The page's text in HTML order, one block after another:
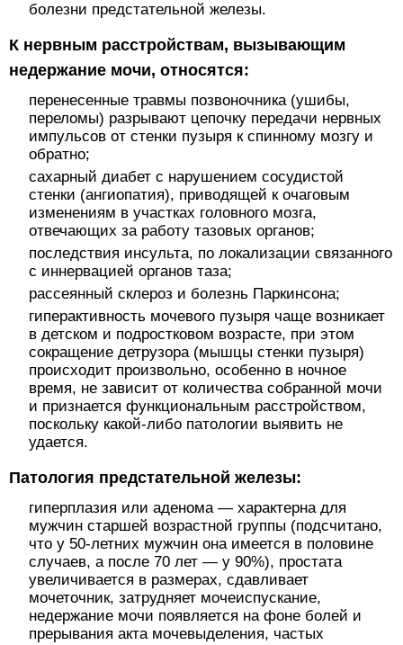
болезни предстательной железы.
К нервным расстройствам, вызывающим
недержание мочи, относятся:
перенесенные травмы позвоночника (ушибы,
переломы) разрывают цепочку передачи нервных
импульсов от стенки пузыря к спинному мозгу и
обратно;
сахарный диабет с нарушением сосудистой
стенки (ангиопатия), приводящей к очаговым
изменениям в участках головного мозга,
отвечающих за работу тазовых органов;
последствия инсульта, по локализации связанного
с иннервацией органов таза;
рассеянный склероз и болезнь Паркинсона;
гиперактивность мочевого пузыря чаще возникает
в детском и подростковом возрасте, при этом
сокращение детрузора (мышцы стенки пузыря)
происходит произвольно, особенно в ночное
время, не зависит от количества собранной мочи
и признается функциональным расстройством,
поскольку какой-либо патологии выявить не
удается.
Патология предстательной железы:
гиперплазия или аденома — характерна для
мужчин старшей возрастной группы (подсчитано,
что у 50-летних мужчин она имеется в половине
случаев, а после 70 лет — у 90%), простата
увеличивается в размерах, сдавливает
мочеточник, затрудняет мочеиспускание,
недержание мочи появляется на фоне болей и
прерывания акта мочевыделения, частых